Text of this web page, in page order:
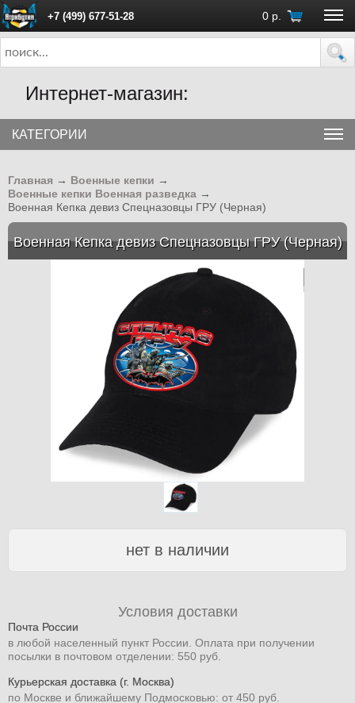
+7 (499) 677-51-28 0 р.
ПН - ПТ с 10:00 до 18:00 (Москва)
Интернет-магазин:
КАТЕГОРИИ
Главная → Военные кепки →
Военные кепки Военная разведка →
Военная Кепка девиз Спецназовцы ГРУ (Черная)
Военная Кепка девиз Спецназовцы ГРУ (Черная)
нет в наличии
Условия доставки
Почта России
в любой населенный пункт России. Оплата при получении
посылки в почтовом отделении: 550 руб.
Курьерская доставка (г. Москва)
по Москве и ближайшему Подмосковью: от 450 руб.